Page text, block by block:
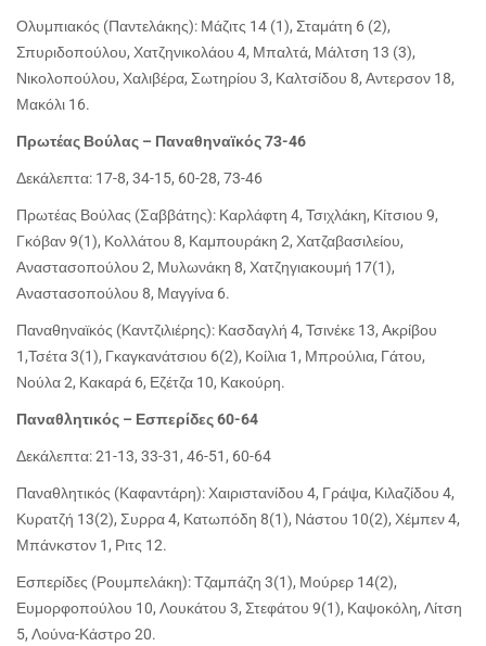
Ολυμπιακός (Παντελάκης): Μάζιτς 14 (1), Σταμάτη 6 (2),
Σπυριδοπούλου, Χατζηνικολάου 4, Μπαλτά, Μάλτση 13 (3),
Νικολοπούλου, Χαλιβέρα, Σωτηρίου 3, Καλτσίδου 8, Αντερσον 18,
Μακόλι 16.
Πρωτέας Βούλας – Παναθηναϊκός 73-46
Δεκάλεπτα: 17-8, 34-15, 60-28, 73-46
Πρωτέας Βούλας (Σαββάτης): Καρλάφτη 4, Τσιχλάκη, Κίτσιου 9,
Γκόβαν 9(1), Κολλάτου 8, Καμπουράκη 2, Χατζαβασιλείου,
Αναστασοπούλου 2, Μυλωνάκη 8, Χατζηγιακουμή 17(1),
Αναστασοπούλου 8, Μαγγίνα 6.
Παναθηναϊκός (Καντζιλιέρης): Κασδαγλή 4, Τσινέκε 13, Ακρίβου
1,Τσέτα 3(1), Γκαγκανάτσιου 6(2), Κοίλια 1, Μπρούλια, Γάτου,
Νούλα 2, Κακαρά 6, Εζέτζα 10, Κακούρη.
Παναθλητικός – Εσπερίδες 60-64
Δεκάλεπτα: 21-13, 33-31, 46-51, 60-64
Παναθλητικός (Καφαντάρη): Χαιριστανίδου 4, Γράψα, Κιλαζίδου 4,
Κυρατζή 13(2), Συρρα 4, Κατωπόδη 8(1), Νάστου 10(2), Χέμπεν 4,
Μπάνκστον 1, Ριτς 12.
Εσπερίδες (Ρουμπελάκη): Τζαμπάζη 3(1), Μούρερ 14(2),
Ευμορφοπούλου 10, Λουκάτου 3, Στεφάτου 9(1), Καψοκόλη, Λίτση
5, Λούνα-Κάστρο 20.